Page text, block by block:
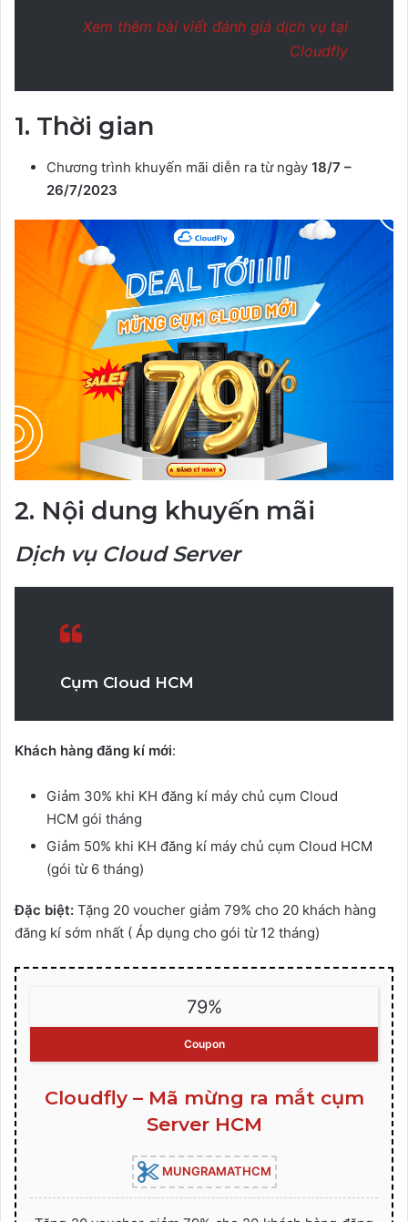
Xem thêm bài viết đánh giá dịch vụ tại
Cloudfly
1. Thời gian
Chương trình khuyến mãi diễn ra từ ngày 18/7 –
26/7/2023
2. Nội dung khuyến mãi
Dịch vụ Cloud Server
Cụm Cloud HCM
Khách hàng đăng kí mới:
Giảm 30% khi KH đăng kí máy chủ cụm Cloud
HCM gói tháng
Giảm 50% khi KH đăng kí máy chủ cụm Cloud HCM
(gói từ 6 tháng)
Đặc biệt: Tặng 20 voucher giảm 79% cho 20 khách hàng
đăng kí sớm nhất ( Áp dụng cho gói từ 12 tháng)
79%
Coupon
Cloudfly – Mã mừng ra mắt cụm
Server HCM
MUNGRAMATHCM